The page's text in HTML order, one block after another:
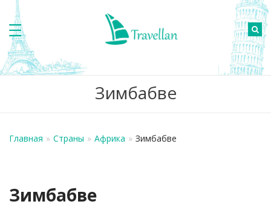
Зимбабве
Главная » Страны » Африка » Зимбабве
Зимбабве